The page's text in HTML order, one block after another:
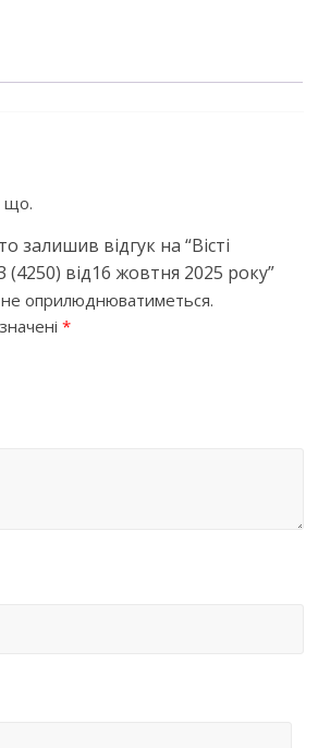
що.
залишив відгук на “Вісті
від16 жовтня 2025 року”
оприлюднюватиметься.
*